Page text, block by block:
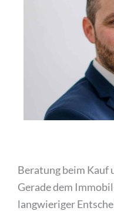
Beratung beim Kauf
Gerade dem
langwieriger